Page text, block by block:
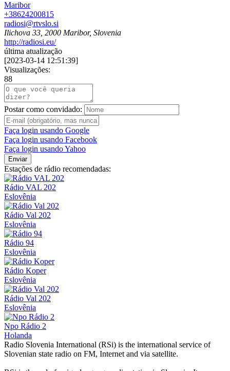
Maribor
+38624200815
radiosi@rtvslo.si
Ilichova 33, 2000 Maribor, Slovenia
http://radiosi.eu/
última atualização
[2023-03-14 12:51:39]
Visualizações:
88
Postar como convidado:
Faça login usando Google
Faça login usando Facebook
Faça login usando Yahoo
Enviar
Estações de rádio recomendadas:
Rádio VAL 202
Eslovênia
Rádio Val 202
Eslovênia
Rádio 94
Eslovênia
Rádio Koper
Eslovênia
Rádio Val 202
Eslovênia
Npo Rádio 2
Holanda
Radio Slovenia International (RSi) is the international service of
Slovenian state radio on FM, Internet and via satellite.